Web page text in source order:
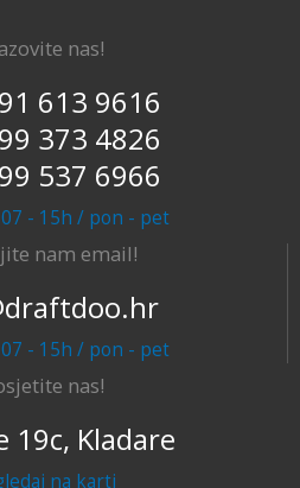
nas!
613 9616
373 4826
537 6966
- 15h / pon - pet
nam email!
- 15h / pon - pet
nas!
19c, Kladare
na karti